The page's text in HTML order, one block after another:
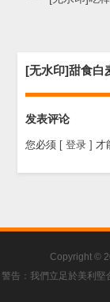
[无水印]甜食白
发表评论
您必须 [ 登录 ] 才
Copyright ©
警告：我們立足於美利